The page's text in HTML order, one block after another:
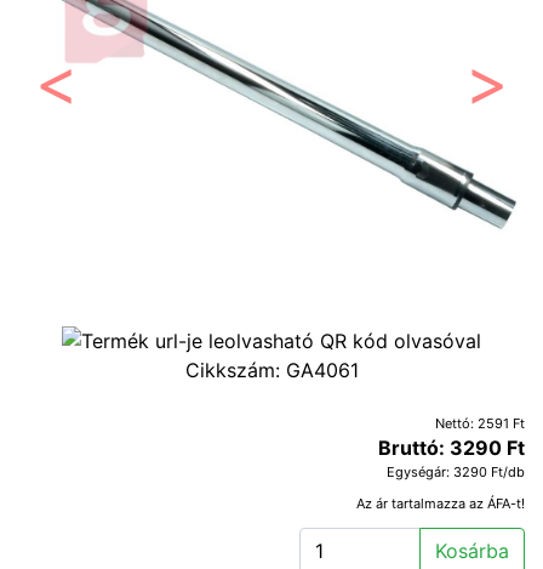
Előző
Cikkszám: GA4061
Nettó: 2591 Ft
Bruttó: 3290 Ft
Egységár: 3290 Ft/db
Az ár tartalmazza az ÁFA-t!
Kosárba